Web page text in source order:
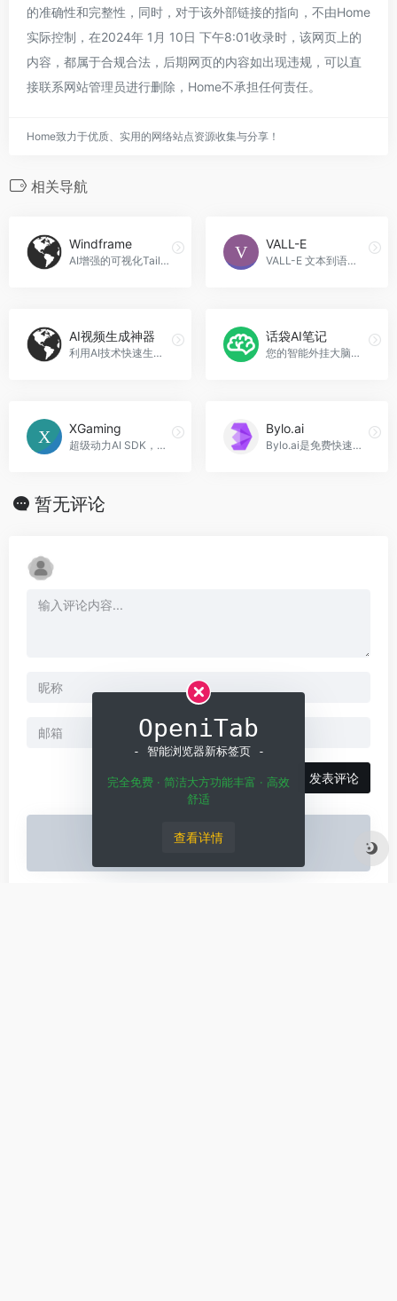
的准确性和完整性，同时，对于该外部链接的指向，不由Home
实际控制，在2024年 1月 10日 下午8:01收录时，该网页上的
内容，都属于合规合法，后期网页的内容如出现违规，可以直
接联系网站管理员进行删除，Home不承担任何责任。
Home致力于优质、实用的网络站点资源收集与分享！
相关导航
Windframe
AI增强的可视化Tailwind构建器和编辑器，Windframe官网入口网址
VALL-E
VALL-E 文本到语音合成 AI 是一款智能语音服务工具，能够将文本转换成自然流畅的人声音频。不仅能够满足个人需求，还可以广泛应用于企业客服、语音交互、智能家居等领域，提升用户体验，VALL-E官网入口网址
AI视频生成神器
利用AI技术快速生成视频内容
话袋AI笔记
您的智能外挂大脑，高效管理碎片化信息。
XGaming
超级动力AI SDK，XGaming官网入口网址
Bylo.ai
Bylo.ai是免费快速的AI图像生成工具，功能丰富且应用广泛。
暂无评论
发表评论
暂无评论...
OpeniTab
- 智能浏览器新标签页 -
完全免费 · 简洁大方功能丰富 · 高效
舒适
查看详情